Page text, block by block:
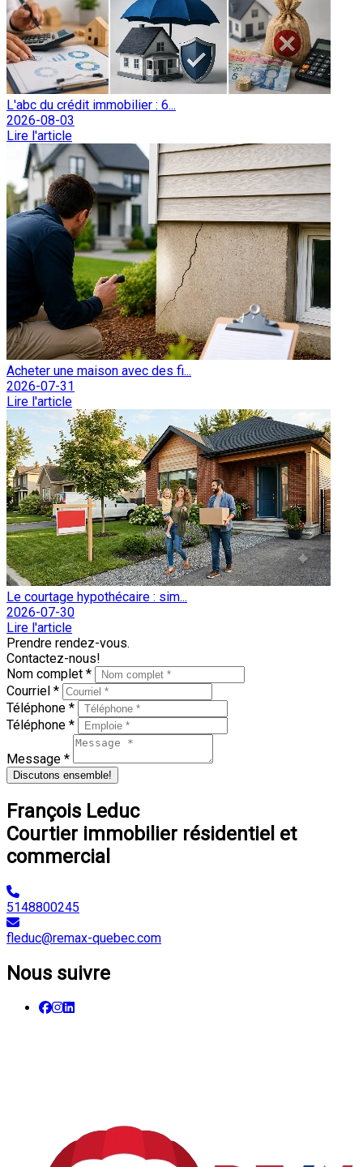
L'abc du crédit immobilier : 6...
2026-08-03
Lire l'article
Acheter une maison avec des fi...
2026-07-31
Lire l'article
Le courtage hypothécaire : sim...
2026-07-30
Lire l'article
Prendre rendez-vous.
Contactez-nous!
Nom complet *
Courriel *
Téléphone *
Téléphone *
Message *
Discutons ensemble!
François Leduc
Courtier immobilier résidentiel et
commercial
5148800245
fleduc@remax-quebec.com
Nous suivre